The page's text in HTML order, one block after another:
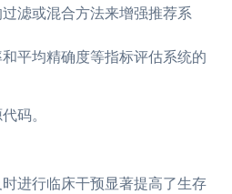
滤或混合方法来增强推荐系
平均精确度等指标评估系统的
码。
进行临床干预显著提高了生存